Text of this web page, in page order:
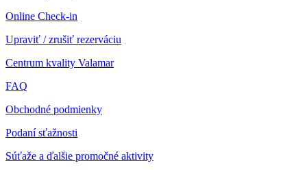
Online Check-in
Upraviť / zrušiť rezerváciu
Centrum kvality Valamar
FAQ
Obchodné podmienky
Podaní sťažnosti
Súťaže a ďalšie promočné aktivity